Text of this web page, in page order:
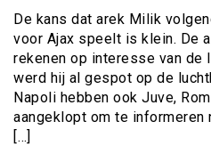
De kans dat arek Milik
voor Ajax speelt is klein. De
rekenen op interesse van de
werd hij al gespot op de
Napoli hebben ook Juve,
aangeklopt om te informeren
[…]